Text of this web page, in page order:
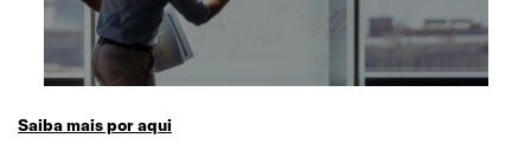
Saiba mais por aqui